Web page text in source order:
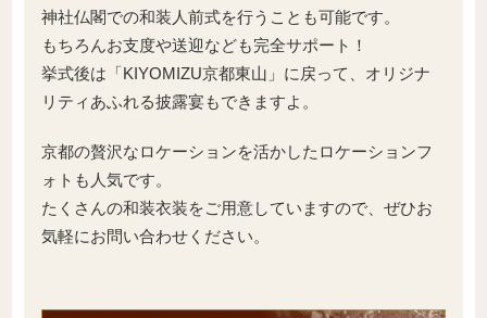
神社仏閣での和装人前式を行うことも可能です。
もちろんお支度や送迎なども完全サポート！
挙式後は「KIYOMIZU京都東山」に戻って、オリジナ
リティあふれる披露宴もできますよ。
京都の贅沢なロケーションを活かしたロケーションフ
ォトも人気です。
たくさんの和装衣装をご用意していますので、ぜひお
気軽にお問い合わせください。